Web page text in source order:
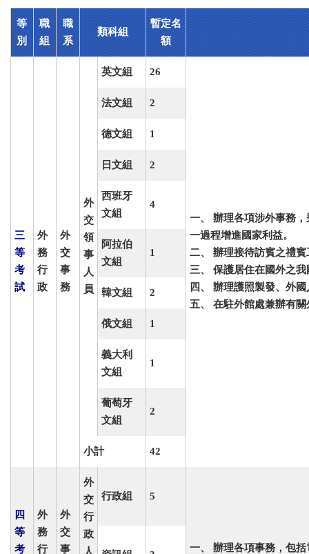
等
別
職
組
職
系
類科組
暫定名
額
三
等
考
試
外
務
行
政
外
交
事
務
外
交
領
事
人
員
英文組 26
一、 辦理各項涉外事務
一過程增進國家利益。
二、 辦理接待訪賓之禮
三、 保護居住在國外之
四、 辦理護照製發、外
五、 在駐外館處兼辦有
法文組 2
德文組 1
日文組 2
西班牙
文組
4
阿拉伯
文組
1
韓文組 2
俄文組 1
義大利
文組
1
葡萄牙
文組
2
小計 42
四
等
考
外
務
行
外
交
事
外
交
行
政
人
行政組 5
一、 辦理各項事務，包